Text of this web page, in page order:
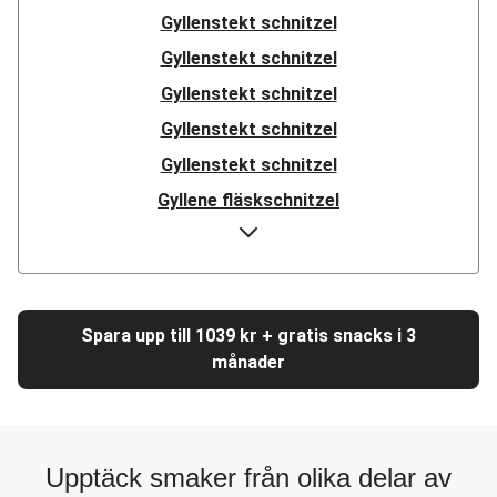
Gyllenstekt schnitzel
Gyllenstekt schnitzel
Gyllenstekt schnitzel
Gyllenstekt schnitzel
Gyllenstekt schnitzel
Gyllene fläskschnitzel
Schnitzel
Schnitzel
Schnitzel
Schnitzel
Schnitzel
Spara upp till 1039 kr + gratis snacks i 3
månader
Upptäck smaker från olika delar av